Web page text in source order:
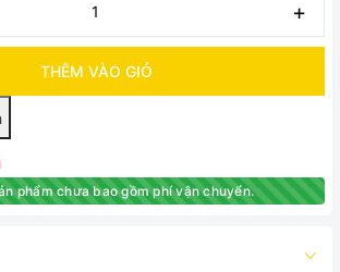
+
THÊM VÀO GIỎ
phẩm chưa bao gồm phí vận chuyển.